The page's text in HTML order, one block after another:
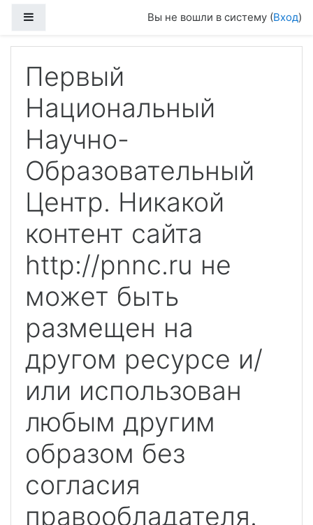
Вы не вошли в систему (Вход)
Первый
Национальный
Научно-
Образовательный
Центр. Никакой
контент сайта
http://pnnc.ru не
может быть
размещен на
другом ресурсе и/
или использован
любым другим
образом без
согласия
правообладателя.